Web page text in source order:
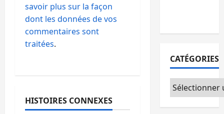
savoir plus sur la façon
dont les données de vos
commentaires sont
traitées.
HISTOIRES CONNEXES
CATÉGORIES
Catégories